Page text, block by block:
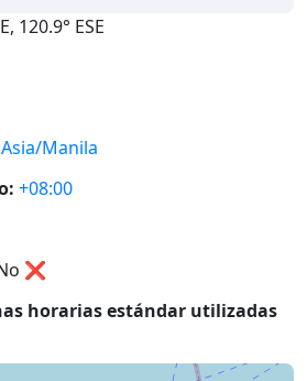
120.9° ESE
Asia/Manila
+08:00
❌
horarias estándar utilizadas